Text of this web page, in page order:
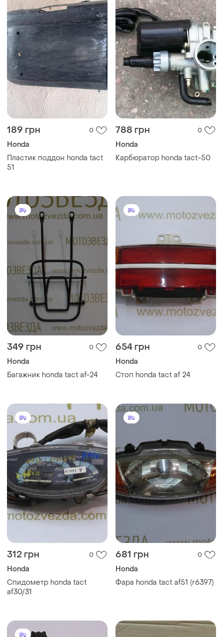
189 грн 0
Honda
Пластик поддон honda tact
51
788 грн 0
Honda
Карбюратор honda tact-50
349 грн 0
Honda
Багажник honda tact af-24
654 грн 0
Honda
Стоп honda tact af 24
312 грн 0
Honda
Спидометр honda tact
af30/31
681 грн 0
Honda
Фара honda tact af51 (r6397)